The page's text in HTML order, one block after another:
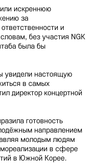
искреннюю
за
и
без участия NGK
была бы
увидели настоящую
в самых
директор концертной
готовность
направлением
молодым людям
в сфере
в Южной Корее.